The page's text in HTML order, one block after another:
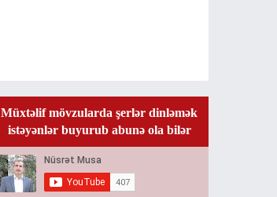
Müxtəlif mövzularda şerlər dinləmək
istəyənlər buyurub abunə ola bilər